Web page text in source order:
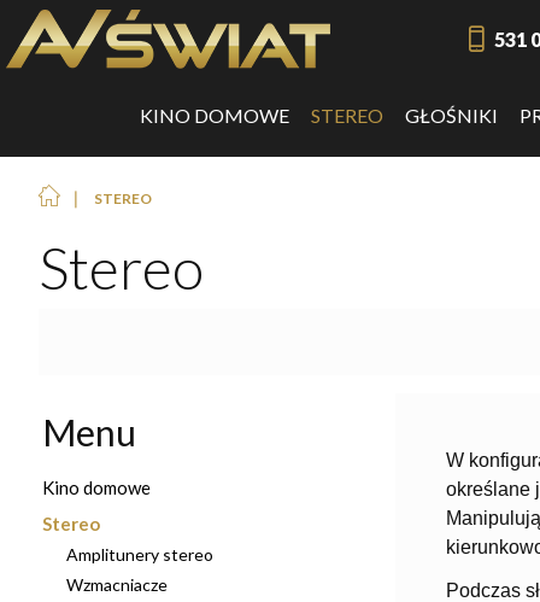
531
KINO DOMOWE STEREO GŁOŚNIKI
❘ STEREO
Stereo
Menu
Kino domowe
Stereo
Amplitunery stereo
Wzmacniacze
W
określane
Podczas